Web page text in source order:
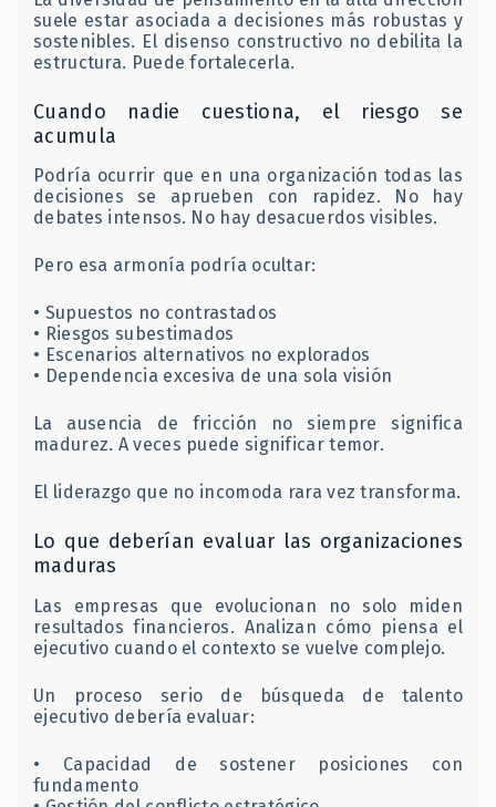
suele estar asociada a decisiones más robustas y
sostenibles. El disenso constructivo no debilita la
estructura. Puede fortalecerla.
Cuando nadie cuestiona, el riesgo se
acumula
Podría ocurrir que en una organización todas las
decisiones se aprueben con rapidez. No hay
debates intensos. No hay desacuerdos visibles.
Pero esa armonía podría ocultar:
• Supuestos no contrastados
• Riesgos subestimados
• Escenarios alternativos no explorados
• Dependencia excesiva de una sola visión
La ausencia de fricción no siempre significa
madurez. A veces puede significar temor.
El liderazgo que no incomoda rara vez transforma.
Lo que deberían evaluar las organizaciones
maduras
Las empresas que evolucionan no solo miden
resultados financieros. Analizan cómo piensa el
ejecutivo cuando el contexto se vuelve complejo.
Un proceso serio de búsqueda de talento
ejecutivo debería evaluar:
• Capacidad de sostener posiciones con
fundamento